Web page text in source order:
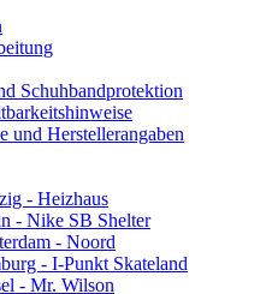
Schuhbandprotektion
und Herstellerangaben
- Heizhaus
- Nike SB Shelter
- Noord
- I-Punkt Skateland
- Mr. Wilson